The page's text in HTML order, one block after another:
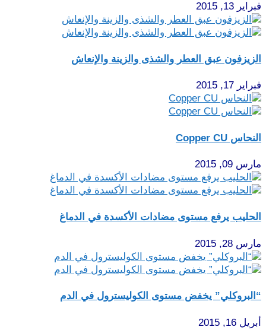
فبراير 13, 2015
الزيزفون عبق العطر والشذى والزينة والإنعاش
فبراير 17, 2015
النحاس Copper CU
مارس 09, 2015
الحليب يرفع مستوى مضادات الأكسدة في الدماغ
مارس 28, 2015
“البروكلي” يخفض مستوى الكوليسترول في الدم
أبريل 16, 2015